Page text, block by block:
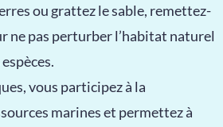
ou grattez le sable, remettez-
ne pas perturber l’habitat naturel
vous participez à la
marines et permettez à